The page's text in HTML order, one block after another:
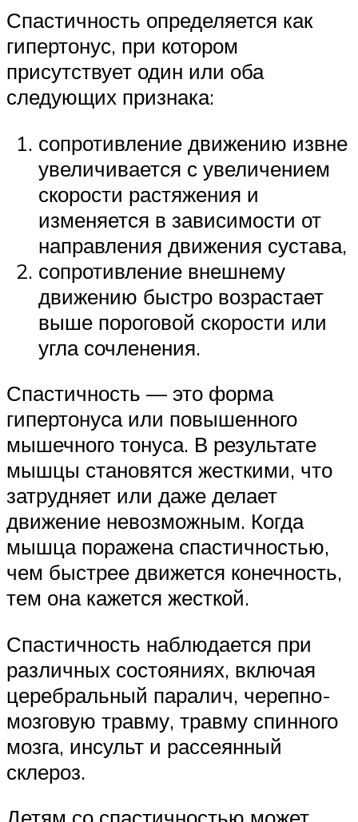
Спастичность определяется как
гипертонус, при котором
присутствует один или оба
следующих признака:
сопротивление движению извне
увеличивается с увеличением
скорости растяжения и
изменяется в зависимости от
направления движения сустава,
сопротивление внешнему
движению быстро возрастает
выше пороговой скорости или
угла сочленения.
Спастичность — это форма
гипертонуса или повышенного
мышечного тонуса. В результате
мышцы становятся жесткими, что
затрудняет или даже делает
движение невозможным. Когда
мышца поражена спастичностью,
чем быстрее движется конечность,
тем она кажется жесткой.
Спастичность наблюдается при
различных состояниях, включая
церебральный паралич, черепно-
мозговую травму, травму спинного
мозга, инсульт и рассеянный
склероз.